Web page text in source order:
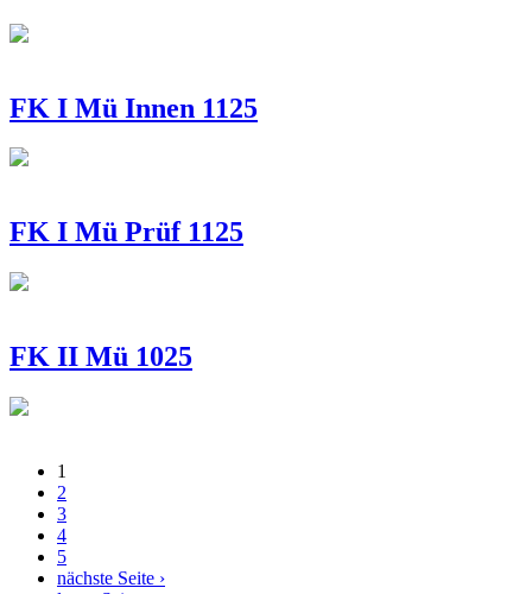
FK I Mü Innen 1125
FK I Mü Prüf 1125
FK II Mü 1025
Seiten
1
2
3
4
5
nächste Seite ›